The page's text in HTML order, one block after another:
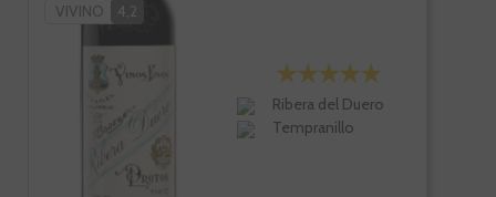
VIVINO
4,2
Ribera del Duero
Tempranillo